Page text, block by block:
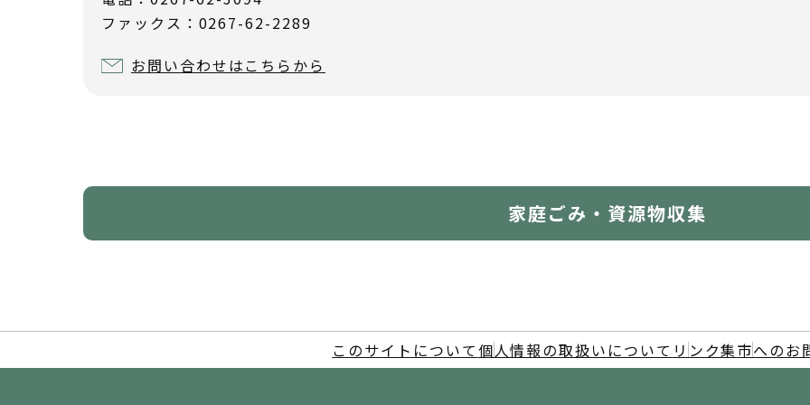
ファックス：0267-62-2289
お問い合わせはこちらから
家庭ごみ・資源物収集
このサイトについて 個人情報の取扱いについて リンク集市へのお